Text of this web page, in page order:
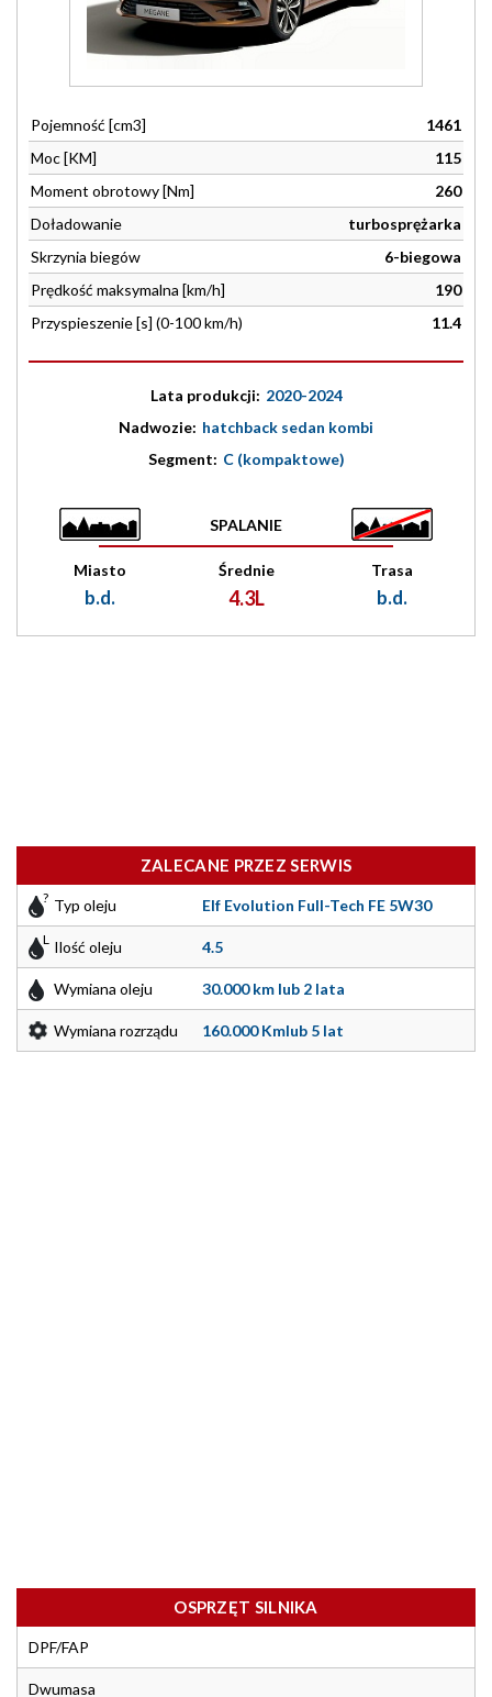
Pojemność [cm3]
1461
Moc [KM]
115
Moment obrotowy [Nm]
260
Doładowanie
turbosprężarka
Skrzynia biegów
6-biegowa
Prędkość maksymalna [km/h]
190
Przyspieszenie [s] (0-100 km/h)
11.4
Lata produkcji: 2020-2024
Nadwozie: hatchback sedan kombi
Segment: C (kompaktowe)
SPALANIE
Miasto
b.d.
Średnie
4.3L
Trasa
b.d.
ZALECANE PRZEZ SERWIS
Typ oleju Elf Evolution Full-Tech FE 5W30
Ilość oleju 4.5
Wymiana oleju 30.000 km lub 2 lata
Wymiana rozrządu 160.000 Kmlub 5 lat
OSPRZĘT SILNIKA
DPF/FAP
Dwumasa